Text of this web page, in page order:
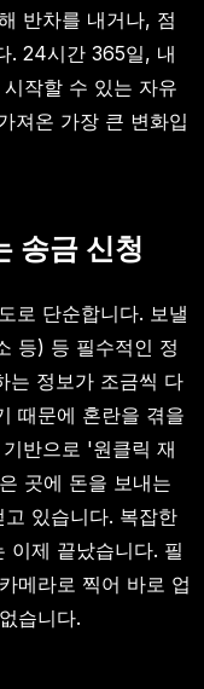
반차를 내거나, 점
. 24시간 365일, 내
작할 수 있는 자유
져온 가장 큰 변화입
송금 신청
로 단순합니다. 보낼
등) 등 필수적인 정
는 정보가 조금씩 다
때문에 혼란을 겪을
반으로 '원클릭 재
곳에 돈을 보내는
있습니다. 복잡한
이제 끝났습니다. 필
메라로 찍어 바로 업
습니다.